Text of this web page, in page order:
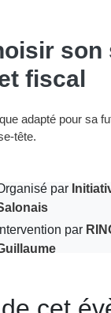
fiscal
adapté pour sa
tête.
par
par